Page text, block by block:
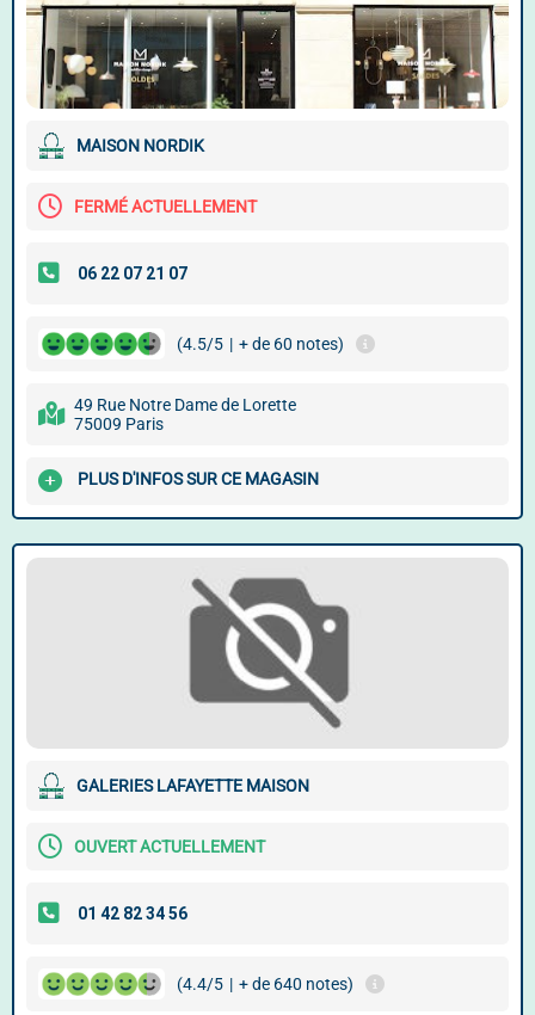
MAISON NORDIK
FERMÉ ACTUELLEMENT
(4.5/5 | + de 60 notes)
49 Rue Notre Dame de Lorette
75009 Paris
PLUS D'INFOS SUR CE MAGASIN
GALERIES LAFAYETTE MAISON
OUVERT ACTUELLEMENT
(4.4/5 | + de 640 notes)